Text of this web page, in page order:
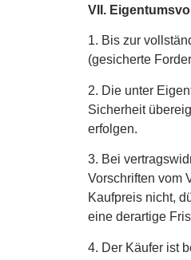
VII.
1. Bis zur
(gesicherte
2. Die unter
Sicherheit
erfolgen.
3. Bei
Vorschriften vom
Kaufpreis nicht,
eine derartige
4. Der Käufer ist